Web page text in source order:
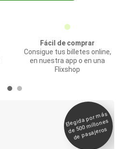
Fácil de comprar
Consigue tus billetes online,
en nuestra app o en una
Flixshop
Elegida por
más
de 500
millones
de pasajeros